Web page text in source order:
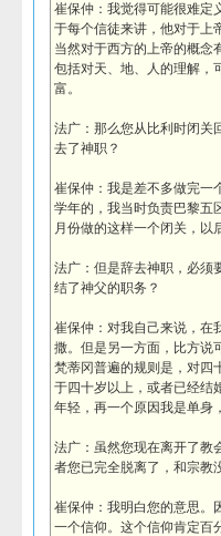
崔保仲：我觉得可能很难定
于每个信徒来讲，他对于上
当然对于西方的上帝的概念
包括对天、地、人的理解，
富。
法广：那么您从比利时闭关
去了神职？
崔保仲：我是差不多做完一
学年的，我当时负责巴黎五
月份做的这样一个闭关，以
法广：但是辞去神职，必须
结了神父的职务？
崔保仲：对我自己来说，在
撒。但是另一方面，比方说
梵蒂冈普遍的规则是，对四
于四十岁以上，或者已经结
年轻，再一个原因我是单身
法广：虽然您现在离开了教
者您已完全脱离了，和宗教
崔保仲：我明白您的意思。
一个信仰。这个信仰肯定百